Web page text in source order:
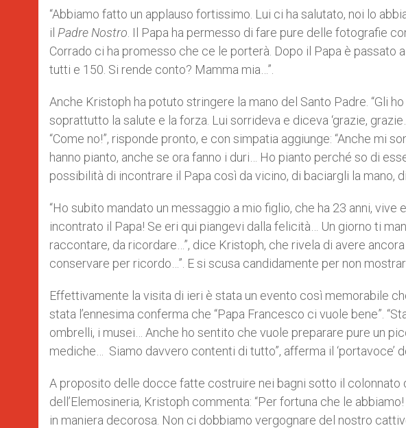
“Abbiamo fatto un applauso fortissimo. Lui ci ha salutato, noi lo
il Padre Nostro . Il Papa ha permesso di fare pure delle fotografie
Corrado ci ha promesso che ce le porterà. Dopo il Papa è passato
tutti e 150. Si rende conto? Mamma mia…”.
Anche Kristoph ha potuto stringere la mano del Santo Padre. “Gli
soprattutto la salute e la forza. Lui sorrideva e diceva ‘grazie,
“Come no!”, risponde pronto, e con simpatia aggiunge: “Anche mi
hanno pianto, anche se ora fanno i duri… Ho pianto perché so di
possibilità di incontrare il Papa così da vicino, di baciargli la mano,
“Ho subito mandato un messaggio a mio figlio, che ha 23 anni, vive
incontrato il Papa! Se eri qui piangevi dalla felicità… Un giorno ti
raccontare, da ricordare…”, dice Kristoph, che rivela di avere
conservare per ricordo…”. E si scusa candidamente per non
Effettivamente la visita di ieri è stata un evento così memorabile
stata l’ennesima conferma che “Papa Francesco ci vuole bene”.
ombrelli, i musei… Anche ho sentito che vuole preparare pure un
mediche… Siamo davvero contenti di tutto”, afferma il ‘portavoce’
A proposito delle docce fatte costruire nei bagni sotto il colonnato
dell’Elemosineria, Kristoph commenta: “Per fortuna che le
in maniera decorosa. Non ci dobbiamo vergognare del nostro